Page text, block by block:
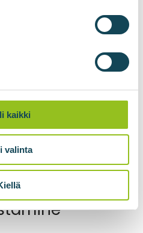
kaikki
valinta
juurdepääsuõigustega,
andmeid kasutada on
andmetele juurde
andmeid oma
kasutatavad
piisavalt kaitstud ja
asjakohaste
isiklike kasutajanimede ja
on turvaliselt
sisaldavate materjalide